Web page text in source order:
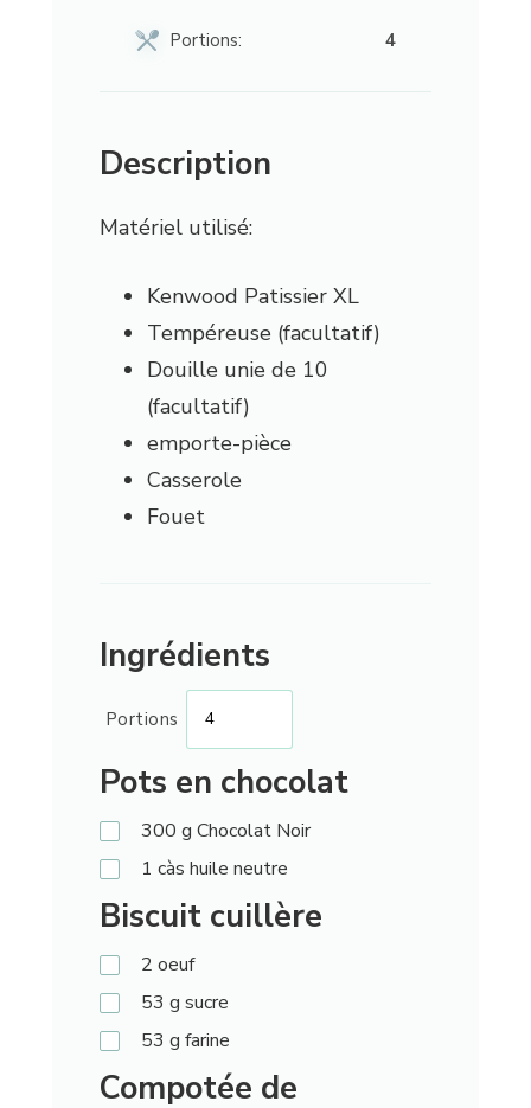
Portions: 4
Description
Matériel utilisé:
Kenwood Patissier XL
Tempéreuse (facultatif)
Douille unie de 10
(facultatif)
emporte-pièce
Casserole
Fouet
Ingrédients
Portions
Pots en chocolat
300 g Chocolat Noir
1 càs huile neutre
Biscuit cuillère
2 oeuf
53 g sucre
53 g farine
Compotée de